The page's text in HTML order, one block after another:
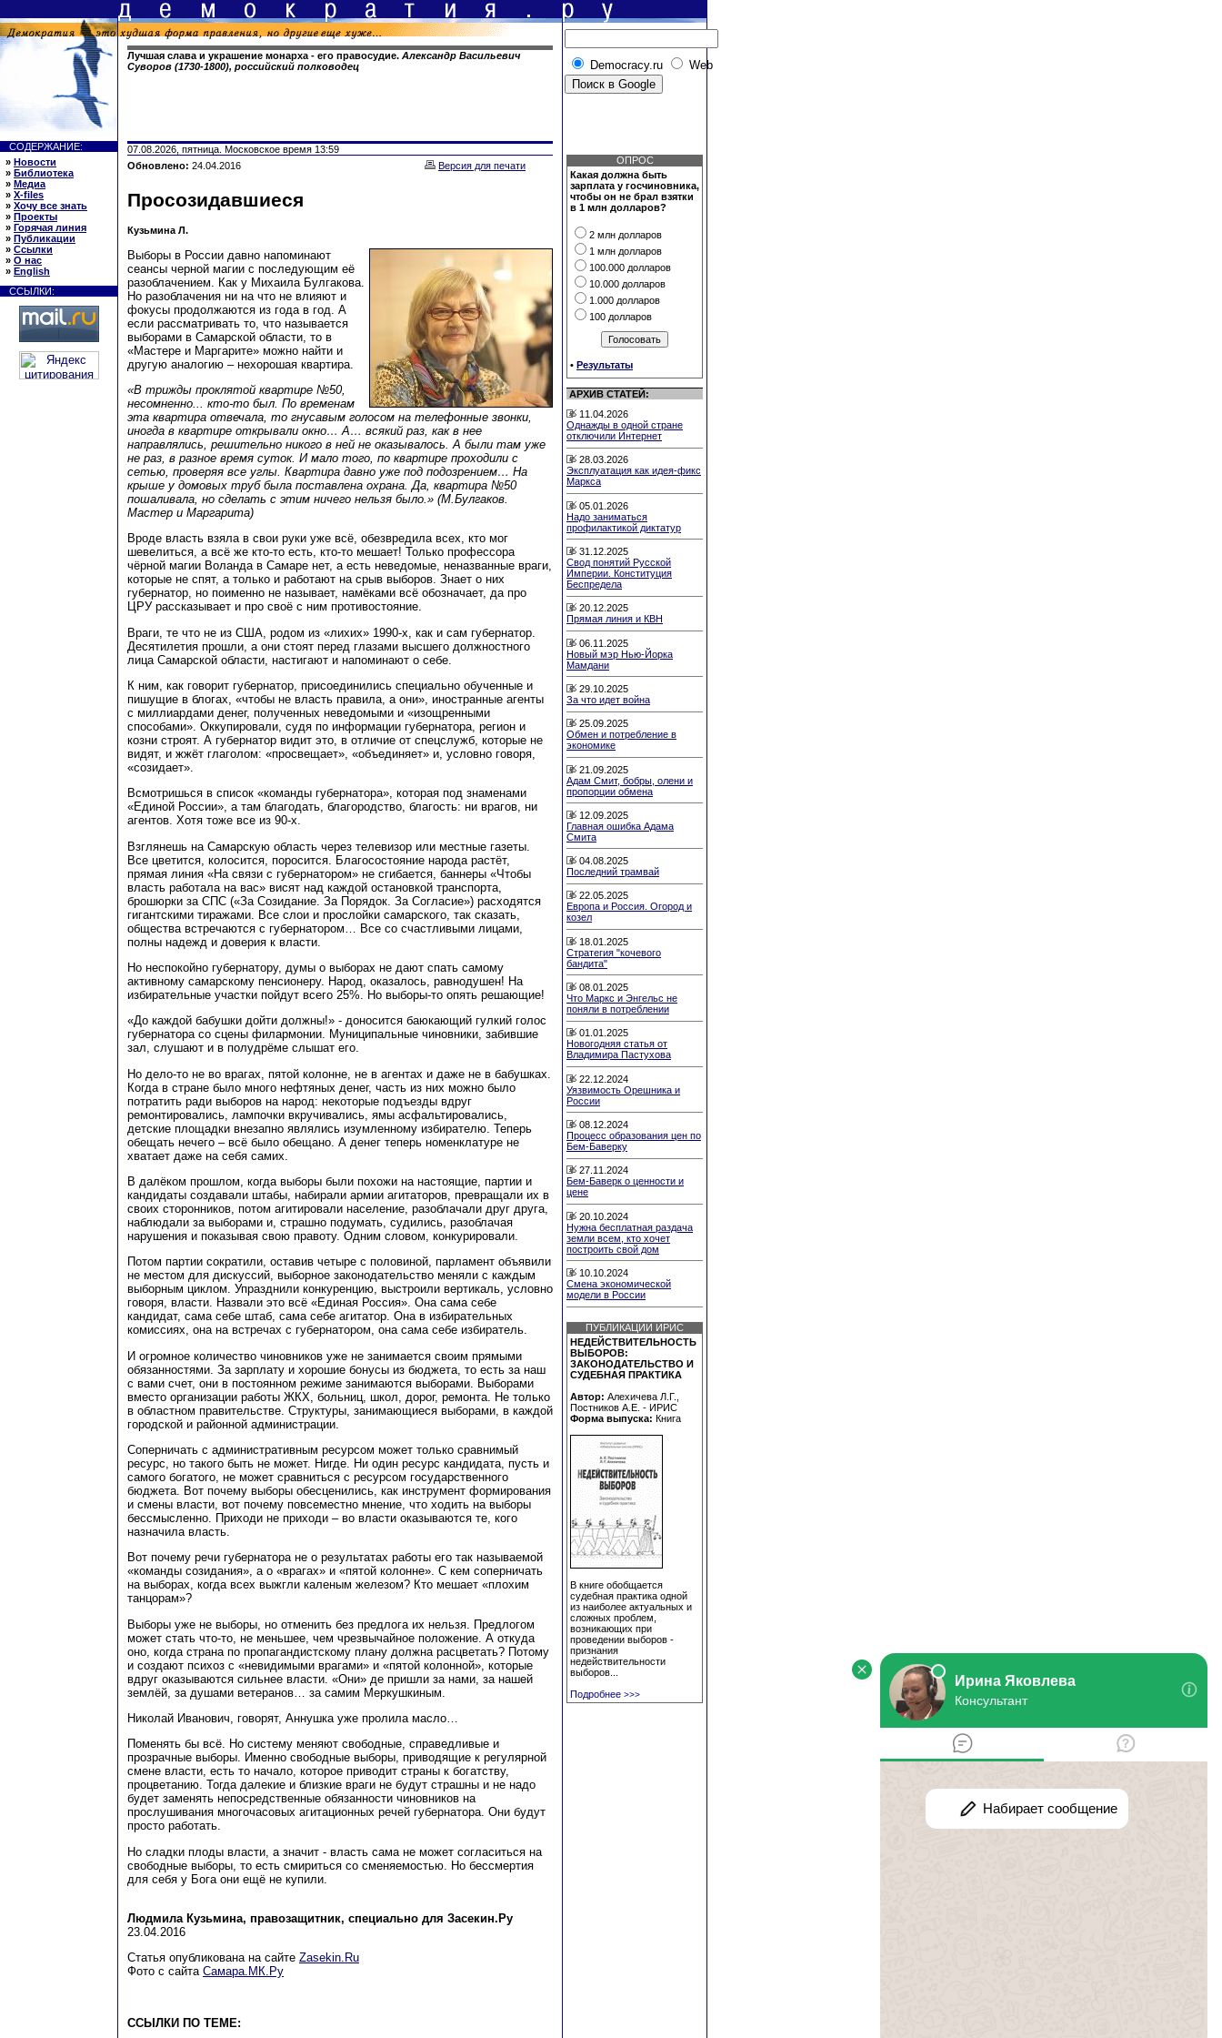
Лучшая слава и украшение монарха - его правосудие. Александр Васильевич
Суворов (1730-1800), российский полководец
Democracy.ru Web
СОДЕРЖАНИЕ:
» Новости
» Библиотека
» Медиа
» X-files
» Хочу все знать
» Проекты
» Горячая линия
» Публикации
» Ссылки
» О нас
» English
ССЫЛКИ:
07.08.2026, пятница. Московское время 13:59
Обновлено: 24.04.2016 Версия для печати
Просозидавшиеся
Кузьмина Л.
Выборы в России давно напоминают
сеансы черной магии с последующим её
разоблачением. Как у Михаила Булгакова.
Но разоблачения ни на что не влияют и
фокусы продолжаются из года в год. А
если рассматривать то, что называется
выборами в Самарской области, то в
«Мастере и Маргарите» можно найти и
другую аналогию – нехорошая квартира.
«В трижды проклятой квартире №50,
несомненно... кто-то был. По временам
эта квартира отвечала, то гнусавым голосом на телефонные звонки,
иногда в квартире открывали окно… А… всякий раз, как в нее
направлялись, решительно никого в ней не оказывалось. А были там уже
не раз, в разное время суток. И мало того, по квартире проходили с
сетью, проверяя все углы. Квартира давно уже под подозрением… На
крыше у домовых труб была поставлена охрана. Да, квартира №50
пошаливала, но сделать с этим ничего нельзя было.» (М.Булгаков.
Мастер и Маргарита)
Вроде власть взяла в свои руки уже всё, обезвредила всех, кто мог
шевелиться, а всё же кто-то есть, кто-то мешает! Только профессора
чёрной магии Воланда в Самаре нет, а есть неведомые, неназванные враги,
которые не спят, а только и работают на срыв выборов. Знает о них
губернатор, но поименно не называет, намёками всё обозначает, да про
ЦРУ рассказывает и про своё с ним противостояние.
Враги, те что не из США, родом из «лихих» 1990-х, как и сам губернатор.
Десятилетия прошли, а они стоят перед глазами высшего должностного
лица Самарской области, настигают и напоминают о себе.
К ним, как говорит губернатор, присоединились специально обученные и
пишущие в блогах, «чтобы не власть правила, а они», иностранные агенты
с миллиардами денег, полученных неведомыми и «изощренными
способами». Оккупировали, судя по информации губернатора, регион и
козни строят. А губернатор видит это, в отличие от спецслужб, которые не
видят, и жжёт глаголом: «просвещает», «объединяет» и, условно говоря,
«созидает».
Всмотришься в список «команды губернатора», которая под знаменами
«Единой России», а там благодать, благородство, благость: ни врагов, ни
агентов. Хотя тоже все из 90-х.
Взглянешь на Самарскую область через телевизор или местные газеты.
Все цветится, колосится, поросится. Благосостояние народа растёт,
прямая линия «На связи с губернатором» не сгибается, баннеры «Чтобы
власть работала на вас» висят над каждой остановкой транспорта,
брошюрки за СПС («За Созидание. За Порядок. За Согласие») расходятся
гигантскими тиражами. Все слои и прослойки самарского, так сказать,
общества встречаются с губернатором… Все со счастливыми лицами,
полны надежд и доверия к власти.
Но неспокойно губернатору, думы о выборах не дают спать самому
активному самарскому пенсионеру. Народ, оказалось, равнодушен! На
избирательные участки пойдут всего 25%. Но выборы-то опять решающие!
«До каждой бабушки дойти должны!» - доносится баюкающий гулкий голос
губернатора со сцены филармонии. Муниципальные чиновники, забившие
зал, слушают и в полудрёме слышат его.
Но дело-то не во врагах, пятой колонне, не в агентах и даже не в бабушках.
Когда в стране было много нефтяных денег, часть из них можно было
потратить ради выборов на народ: некоторые подъезды вдруг
ремонтировались, лампочки вкручивались, ямы асфальтировались,
детские площадки внезапно являлись изумленному избирателю. Теперь
обещать нечего – всё было обещано. А денег теперь номенклатуре не
хватает даже на себя самих.
В далёком прошлом, когда выборы были похожи на настоящие, партии и
кандидаты создавали штабы, набирали армии агитаторов, превращали их в
своих сторонников, потом агитировали население, разоблачали друг друга,
наблюдали за выборами и, страшно подумать, судились, разоблачая
нарушения и показывая свою правоту. Одним словом, конкурировали.
Потом партии сократили, оставив четыре с половиной, парламент объявили
не местом для дискуссий, выборное законодательство меняли с каждым
выборным циклом. Упразднили конкуренцию, выстроили вертикаль, условно
говоря, власти. Назвали это всё «Единая Россия». Она сама себе
кандидат, сама себе штаб, сама себе агитатор. Она в избирательных
комиссиях, она на встречах с губернатором, она сама себе избиратель.
И огромное количество чиновников уже не занимается своим прямыми
обязанностями. За зарплату и хорошие бонусы из бюджета, то есть за наш
с вами счет, они в постоянном режиме занимаются выборами. Выборами
вместо организации работы ЖКХ, больниц, школ, дорог, ремонта. Не только
в областном правительстве. Структуры, занимающиеся выборами, в каждой
городской и районной администрации.
Соперничать с административным ресурсом может только сравнимый
ресурс, но такого быть не может. Нигде. Ни один ресурс кандидата, пусть и
самого богатого, не может сравниться с ресурсом государственного
бюджета. Вот почему выборы обесценились, как инструмент формирования
и смены власти, вот почему повсеместно мнение, что ходить на выборы
бессмысленно. Приходи не приходи – во власти оказываются те, кого
назначила власть.
Вот почему речи губернатора не о результатах работы его так называемой
«команды созидания», а о «врагах» и «пятой колонне». С кем соперничать
на выборах, когда всех выжгли каленым железом? Кто мешает «плохим
танцорам»?
Выборы уже не выборы, но отменить без предлога их нельзя. Предлогом
может стать что-то, не меньшее, чем чрезвычайное положение. А откуда
оно, когда страна по пропагандистскому плану должна расцветать? Потому
и создают психоз с «невидимыми врагами» и «пятой колонной», которые
вдруг оказываются сильнее власти. «Они» де пришли за нами, за нашей
землёй, за душами ветеранов… за самим Меркушкиным.
Николай Иванович, говорят, Аннушка уже пролила масло…
Поменять бы всё. Но систему меняют свободные, справедливые и
прозрачные выборы. Именно свободные выборы, приводящие к регулярной
смене власти, есть то начало, которое приводит страны к богатству,
процветанию. Тогда далекие и близкие враги не будут страшны и не надо
будет заменять непосредственные обязанности чиновников на
прослушивания многочасовых агитационных речей губернатора. Они будут
просто работать.
Но сладки плоды власти, а значит - власть сама не может согласиться на
свободные выборы, то есть смириться со сменяемостью. Но бессмертия
для себя у Бога они ещё не купили.
Людмила Кузьмина, правозащитник, специально для Засекин.Ру
23.04.2016
Статья опубликована на сайте Zasekin.Ru
Фото с сайта Самара.МК.Ру
ССЫЛКИ ПО ТЕМЕ:
ОПРОС
Какая должна быть
зарплата у госчиновника,
чтобы он не брал взятки
в 1 млн долларов?
2 млн долларов
1 млн долларов
100.000 долларов
10.000 долларов
1.000 долларов
100 долларов
• Результаты
АРХИВ СТАТЕЙ:
11.04.2026
Однажды в одной стране
отключили Интернет
28.03.2026
Эксплуатация как идея-фикс
Маркса
05.01.2026
Надо заниматься
профилактикой диктатур
31.12.2025
Свод понятий Русской
Империи. Конституция
Беспредела
20.12.2025
Прямая линия и КВН
06.11.2025
Новый мэр Нью-Йорка
Мамдани
29.10.2025
За что идет война
25.09.2025
Обмен и потребление в
экономике
21.09.2025
Адам Смит, бобры, олени и
пропорции обмена
12.09.2025
Главная ошибка Адама
Смита
04.08.2025
Последний трамвай
22.05.2025
Европа и Россия. Огород и
козел
18.01.2025
Стратегия "кочевого
бандита"
08.01.2025
Что Маркс и Энгельс не
поняли в потреблении
01.01.2025
Новогодняя статья от
Владимира Пастухова
22.12.2024
Уязвимость Орешника и
России
08.12.2024
Процесс образования цен по
Бем-Баверку
27.11.2024
Бем-Баверк о ценности и
цене
20.10.2024
Нужна бесплатная раздача
земли всем, кто хочет
построить свой дом
10.10.2024
Смена экономической
модели в России
ПУБЛИКАЦИИ ИРИС
НЕДЕЙСТВИТЕЛЬНОСТЬ
ВЫБОРОВ:
ЗАКОНОДАТЕЛЬСТВО И
СУДЕБНАЯ ПРАКТИКА
Автор: Алехичева Л.Г.,
Постников А.Е. - ИРИС
Форма выпуска: Книга
В книге обобщается
судебная практика одной
из наиболее актуальных и
сложных проблем,
возникающих при
проведении выборов -
признания
недействительности
выборов...
Подробнее >>>